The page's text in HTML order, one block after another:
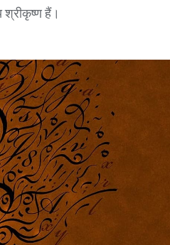
श्रीकृष्ण हैं।